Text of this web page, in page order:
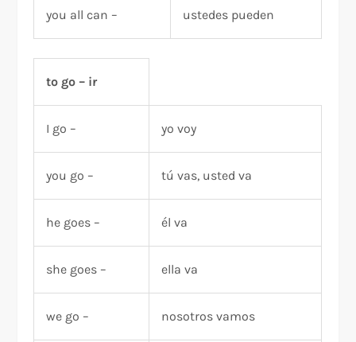
you all can – ustedes pueden
to go – ir
I go – yo voy
you go – tú vas, usted va
he goes – él va
she goes – ella va
we go – nosotros vamos